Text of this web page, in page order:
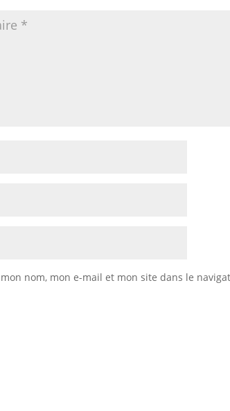
nom, mon e-mail et mon site dans le